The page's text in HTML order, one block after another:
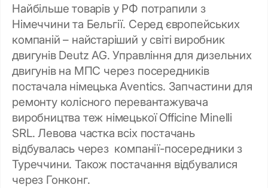
Найбільше товарів у РФ потрапили з
Німеччини та Бельгії. Серед європейських
компаній – найстаріший у світі виробник
двигунів Deutz AG. Управління для дизельних
двигунів на МПС через посередників
постачала німецька Aventics. Запчастини для
ремонту колісного перевантажувача
виробництва теж німецької Officine Minelli
SRL. Левова частка всіх постачань
відбувалась через компанії-посередники з
Туреччини. Також постачання відбувалися
через Гонконг.